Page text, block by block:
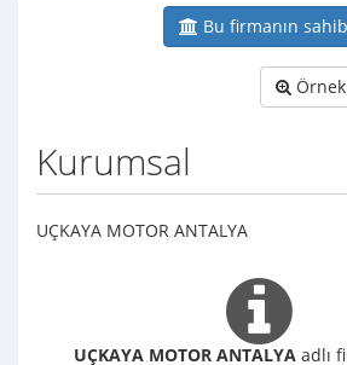
Bu firmanın
Kurumsal
UÇKAYA MOTOR ANTALYA
UÇKAYA MOTOR ANTALYA adlı